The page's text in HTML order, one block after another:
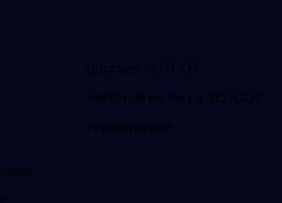
Bourses SOTCOT
Partenaires de La SOTCOT
Présentation